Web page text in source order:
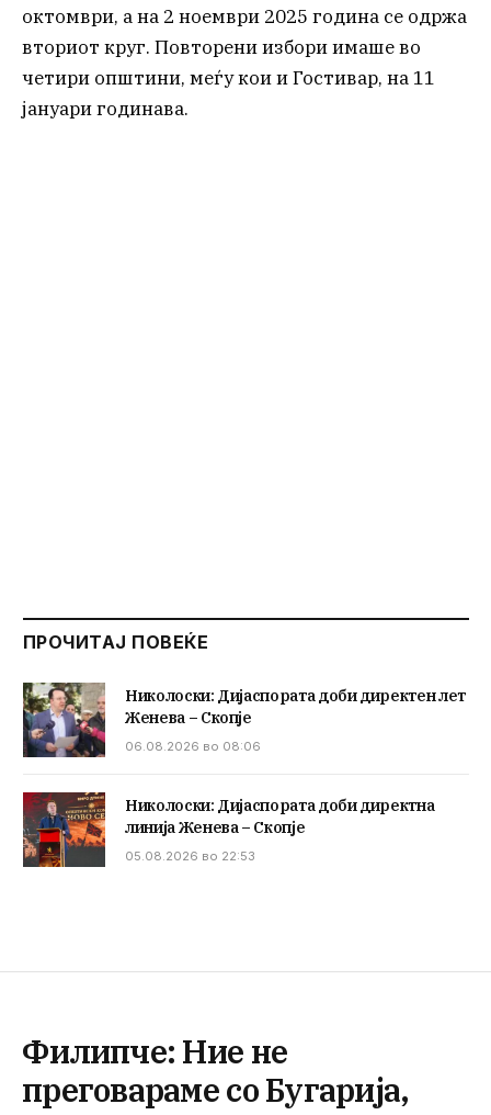
октомври, а на 2 ноември 2025 година се одржа
вториот круг. Повторени избори имаше во
четири општини, меѓу кои и Гостивар, на 11
јануари годинава.
ПРОЧИТАЈ ПОВЕЌЕ
Николоски: Дијаспората доби директен лет
Женева – Скопје
06.08.2026 во 08:06
Николоски: Дијаспората доби директна
линија Женева – Скопје
05.08.2026 во 22:53
Филипче: Ние не
преговараме со Бугарија,